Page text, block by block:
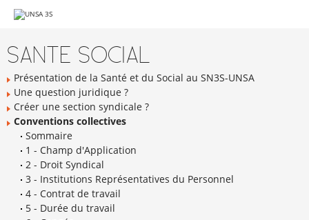
Aller
Aller
navigation
SANTE SOCIAL
Présentation de la Santé et du Social au SN3S-UNSA
Une question juridique ?
Créer une section syndicale ?
Conventions collectives
Sommaire
1 - Champ d'Application
2 - Droit Syndical
3 - Institutions Représentatives du Personnel
4 - Contrat de travail
5 - Durée du travail